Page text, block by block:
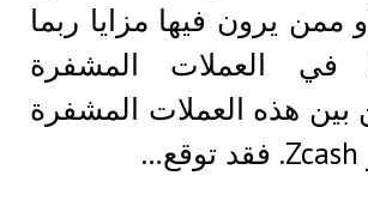
ممن يرون فيها مزايا ربما
في العملات المشفرة
بين هذه العملات المشفرة